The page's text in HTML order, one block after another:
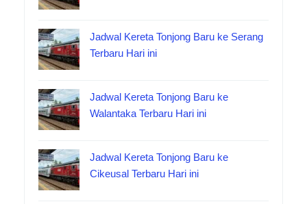
Jadwal Kereta Tonjong Baru ke Serang
Terbaru Hari ini
Jadwal Kereta Tonjong Baru ke
Walantaka Terbaru Hari ini
Jadwal Kereta Tonjong Baru ke
Cikeusal Terbaru Hari ini